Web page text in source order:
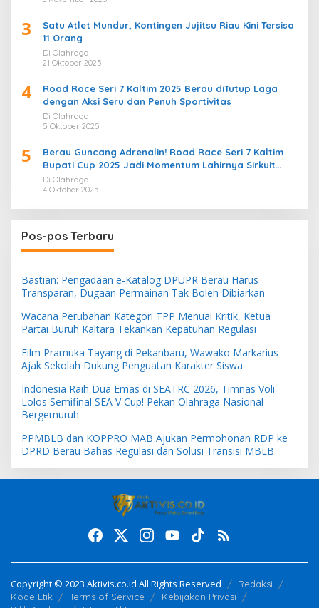
3
Satu Atlet Mundur, Kontingen Jujitsu Riau Kini Tersisa
11 Orang
Di Olahraga
21 Oktober 2025
4
Road Race Seri 7 Kaltim 2025 Berau diTutup Laga
dengan Aksi Seru dan Penuh Sportivitas
Di Olahraga
5 Oktober 2025
5
Berau Guncang Adrenalin! Road Race Seri 7 Kaltim
Bupati Cup 2025 Jadi Momentum Lahirnya Sirkuit
Permanen 2026
Di Olahraga
4 Oktober 2025
Pos-pos Terbaru
Bastian: Pengadaan e-Katalog DPUPR Berau Harus
Transparan, Dugaan Permainan Tak Boleh Dibiarkan
Wacana Perubahan Kategori TPP Menuai Kritik, Ketua
Partai Buruh Kaltara Tekankan Kepatuhan Regulasi
Film Pramuka Tayang di Pekanbaru, Wawako Markarius
Ajak Sekolah Dukung Penguatan Karakter Siswa
Indonesia Raih Dua Emas di SEATRC 2026, Timnas Voli
Lolos Semifinal SEA V Cup! Pekan Olahraga Nasional
Bergemuruh
PPMBLB dan KOPPRO MAB Ajukan Permohonan RDP ke
DPRD Berau Bahas Regulasi dan Solusi Transisi MBLB
Copyright © 2023 Aktivis.co.id All Rights Reserved
Redaksi
Kode Etik
Terms of Service
Kebijakan Privasi